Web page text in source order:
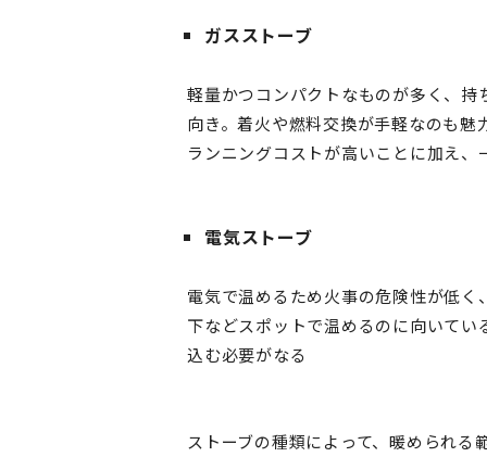
ガスストーブ
軽量かつコンパクトなものが多く、
向き。着火や燃料交換が手軽なのも
ランニングコストが高いことに加え
電気ストーブ
電気で温めるため火事の危険性が低
下などスポットで温めるのに向いて
込む必要がなる
ストーブの種類によって、暖められ